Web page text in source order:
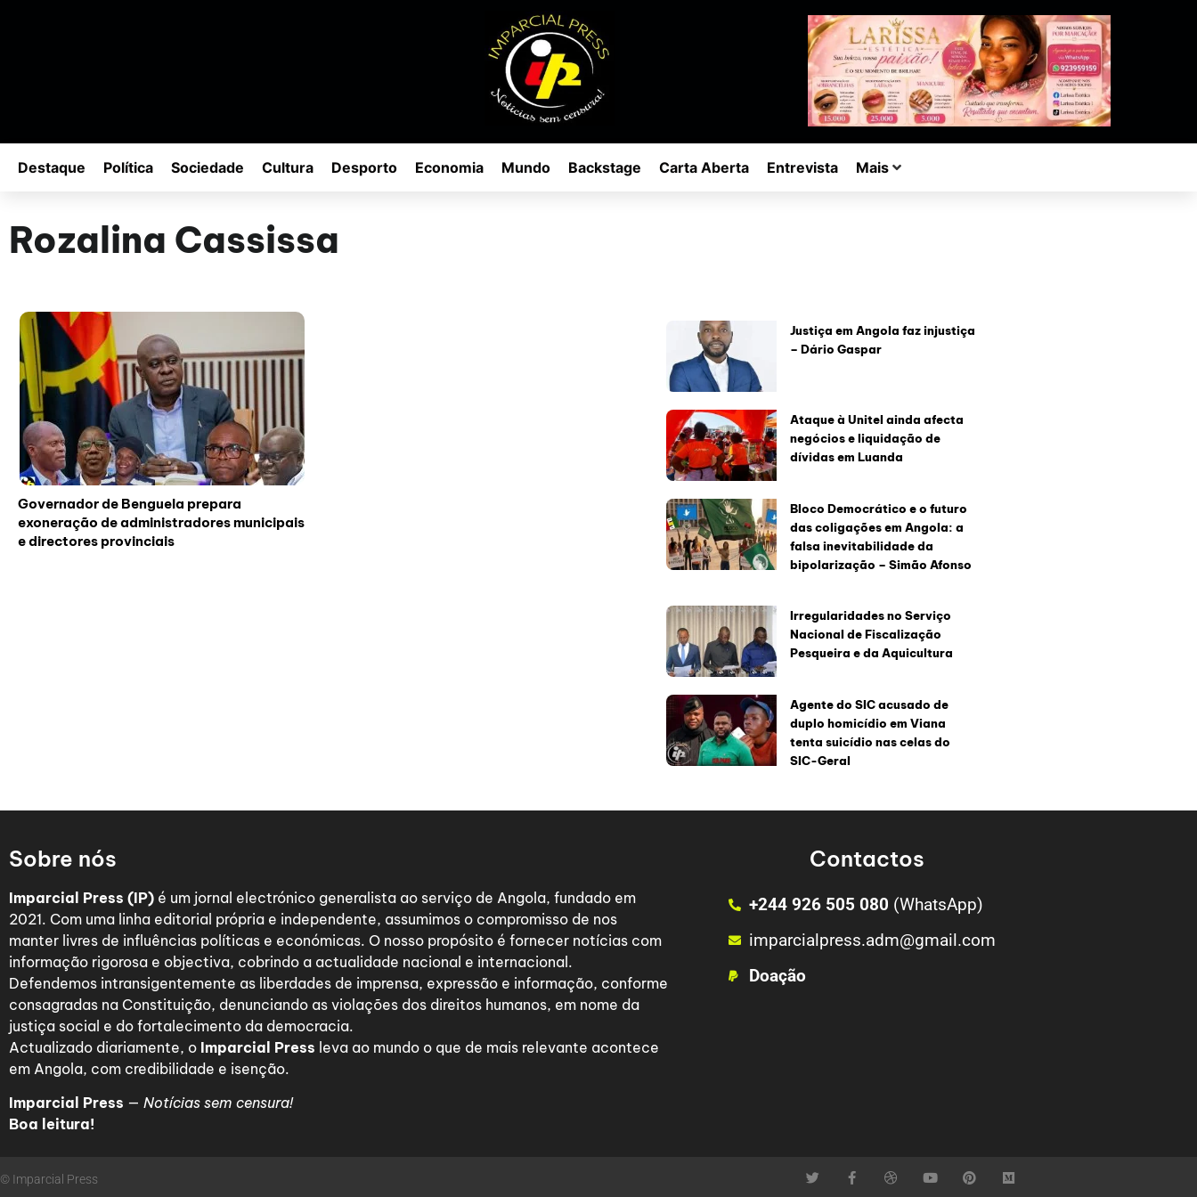
Destaque Política Sociedade Cultura Desporto Economia Mundo Backstage Carta Aberta Entrevista Mais
Rozalina Cassissa
Governador de Benguela prepara
exoneração de administradores municipais
e directores provinciais
Justiça em Angola faz injustiça
– Dário Gaspar
Ataque à Unitel ainda afecta
negócios e liquidação de
dívidas em Luanda
Bloco Democrático e o futuro
das coligações em Angola: a
falsa inevitabilidade da
bipolarização – Simão Afonso
Irregularidades no Serviço
Nacional de Fiscalização
Pesqueira e da Aquicultura
Agente do SIC acusado de
duplo homicídio em Viana
tenta suicídio nas celas do
SIC-Geral
Sobre nós
Imparcial Press (IP) é um jornal electrónico generalista ao serviço de Angola, fundado em
2021. Com uma linha editorial própria e independente, assumimos o compromisso de nos
manter livres de influências políticas e económicas. O nosso propósito é fornecer notícias com
informação rigorosa e objectiva, cobrindo a actualidade nacional e internacional.
Defendemos intransigentemente as liberdades de imprensa, expressão e informação, conforme
consagradas na Constituição, denunciando as violações dos direitos humanos, em nome da
justiça social e do fortalecimento da democracia.
Actualizado diariamente, o Imparcial Press leva ao mundo o que de mais relevante acontece
em Angola, com credibilidade e isenção.
Imparcial Press — Notícias sem censura!
Boa leitura!
Contactos
+244 926 505 080 (WhatsApp)
imparcialpress.adm@gmail.com
Doação
© Imparcial Press